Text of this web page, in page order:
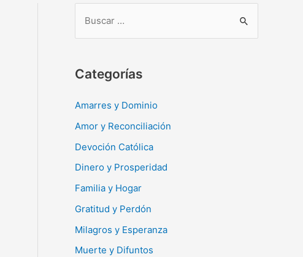
c
r
Categorías
Amarres y Dominio
Amor y Reconciliación
Devoción Católica
Dinero y Prosperidad
Familia y Hogar
Gratitud y Perdón
Milagros y Esperanza
Muerte y Difuntos